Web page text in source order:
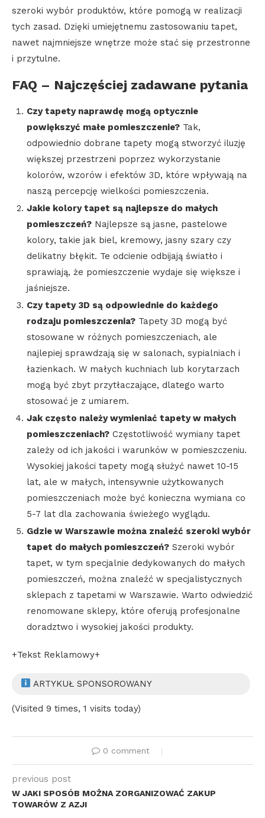
szeroki wybór produktów, które pomogą w realizacji
tych zasad. Dzięki umiejętnemu zastosowaniu tapet,
nawet najmniejsze wnętrze może stać się przestronne
i przytulne.
FAQ – Najczęściej zadawane pytania
Czy tapety naprawdę mogą optycznie
powiększyć małe pomieszczenie? Tak,
odpowiednio dobrane tapety mogą stworzyć iluzję
większej przestrzeni poprzez wykorzystanie
kolorów, wzorów i efektów 3D, które wpływają na
naszą percepcję wielkości pomieszczenia.
Jakie kolory tapet są najlepsze do małych
pomieszczeń? Najlepsze są jasne, pastelowe
kolory, takie jak biel, kremowy, jasny szary czy
delikatny błękit. Te odcienie odbijają światło i
sprawiają, że pomieszczenie wydaje się większe i
jaśniejsze.
Czy tapety 3D są odpowiednie do każdego
rodzaju pomieszczenia? Tapety 3D mogą być
stosowane w różnych pomieszczeniach, ale
najlepiej sprawdzają się w salonach, sypialniach i
łazienkach. W małych kuchniach lub korytarzach
mogą być zbyt przytłaczające, dlatego warto
stosować je z umiarem.
Jak często należy wymieniać tapety w małych
pomieszczeniach? Częstotliwość wymiany tapet
zależy od ich jakości i warunków w pomieszczeniu.
Wysokiej jakości tapety mogą służyć nawet 10-15
lat, ale w małych, intensywnie użytkowanych
pomieszczeniach może być konieczna wymiana co
5-7 lat dla zachowania świeżego wyglądu.
Gdzie w Warszawie można znaleźć szeroki wybór
tapet do małych pomieszczeń? Szeroki wybór
tapet, w tym specjalnie dedykowanych do małych
pomieszczeń, można znaleźć w specjalistycznych
sklepach z tapetami w Warszawie. Warto odwiedzić
renomowane sklepy, które oferują profesjonalne
doradztwo i wysokiej jakości produkty.
+Tekst Reklamowy+
ARTYKUŁ SPONSOROWANY
(Visited 9 times, 1 visits today)
0 comment
previous post
W JAKI SPOSÓB MOŻNA ZORGANIZOWAĆ ZAKUP
TOWARÓW Z AZJI